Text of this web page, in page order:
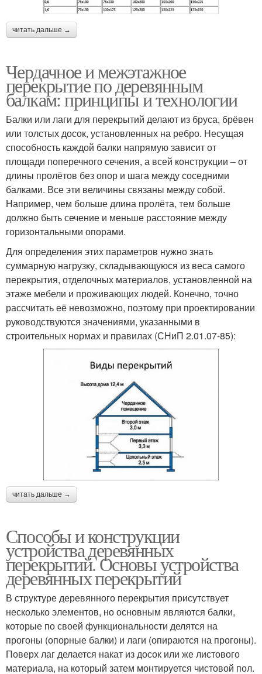
читать дальше →
Чердачное и межэтажное
перекрытие по деревянным
балкам: принципы и технологии
Балки или лаги для перекрытий делают из бруса, брёвен
или толстых досок, установленных на ребро. Несущая
способность каждой балки напрямую зависит от
площади поперечного сечения, а всей конструкции – от
длины пролётов без опор и шага между соседними
балками. Все эти величины связаны между собой.
Например, чем больше длина пролёта, тем больше
должно быть сечение и меньше расстояние между
горизонтальными опорами.
Для определения этих параметров нужно знать
суммарную нагрузку, складывающуюся из веса самого
перекрытия, отделочных материалов, установленной на
этаже мебели и проживающих людей. Конечно, точно
рассчитать её невозможно, поэтому при проектировании
руководствуются значениями, указанными в
строительных нормах и правилах (СНиП 2.01.07-85):
читать дальше →
Способы и конструкции
устройства деревянных
перекрытий. Основы устройства
деревянных перекрытий
В структуре деревянного перекрытия присутствует
несколько элементов, но основным являются балки,
которые по своей функциональности делятся на
прогоны (опорные балки) и лаги (опираются на прогоны).
Поверх лаг делается накат из досок или же листового
материала, на который затем монтируется чистовой пол.